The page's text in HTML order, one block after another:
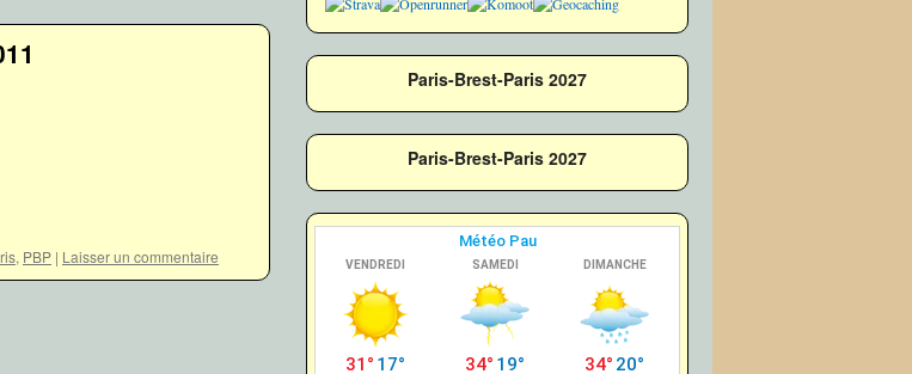
, PBP | Laisser un commentaire
Paris-Brest-Paris 2027
Paris-Brest-Paris 2027